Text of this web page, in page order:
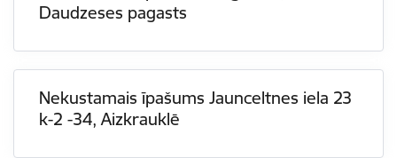
Daudzeses pagasts
Nekustamais īpašums Jaunceltnes iela 23
k-2 -34, Aizkrauklē